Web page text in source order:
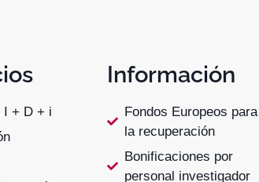
I + D + i
Información
Fondos Europeos para
la recuperación
Bonificaciones por
personal investigador